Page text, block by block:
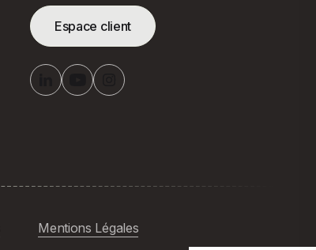
Espace client
Mentions Légales